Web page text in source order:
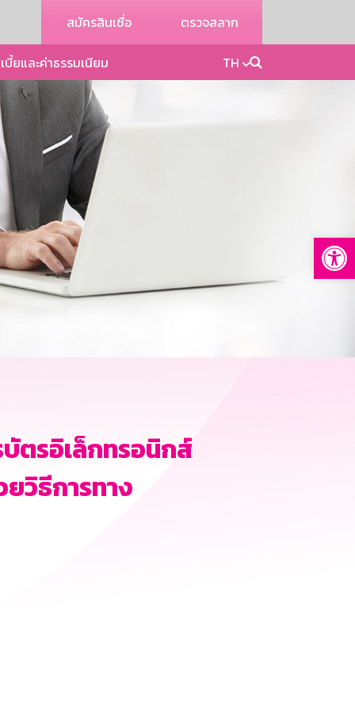
สมัครสินเชื่อ ตรวจสลาก
บี้ยและค่าธรรมเนียม TH
บัตรอิเล็กทรอนิกส์
วิธีการทาง